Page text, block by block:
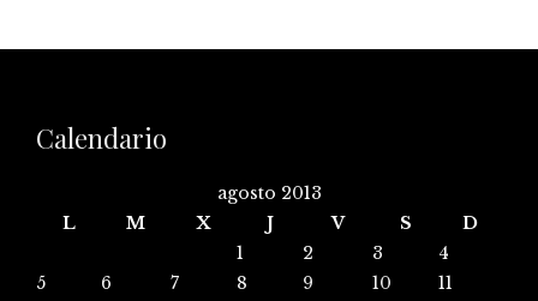
Calendario
agosto 2013
L
M X J V S
D
1
2 3
4
5
6 7 8 9 10
11